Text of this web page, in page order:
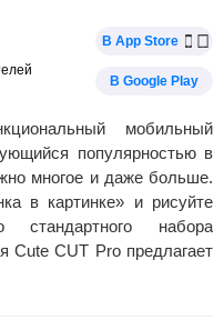
В App Store
В Google Play
мобильный
популярностью в
многое и даже больше.
в картинке» и рисуйте
набора
Cute CUT Pro предлагает